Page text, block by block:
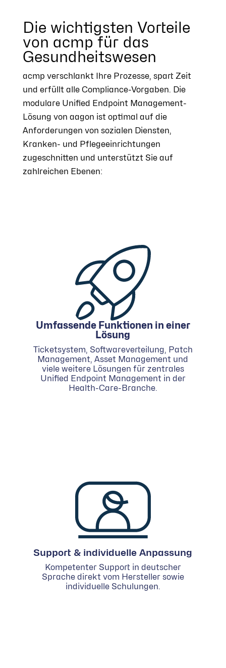
Die wichtigsten Vorteile
von acmp für das
Gesundheitswesen
acmp verschlankt Ihre Prozesse, spart Zeit
und erfüllt alle Compliance-Vorgaben. Die
modulare Unified Endpoint Management-
Lösung von aagon ist optimal auf die
Anforderungen von sozialen Diensten,
Kranken- und Pflegeeinrichtungen
zugeschnitten und unterstützt Sie auf
zahlreichen Ebenen:
Umfassende Funktionen in einer
Lösung
Ticketsystem, Softwareverteilung, Patch
Management, Asset Management und
viele weitere Lösungen für zentrales
Unified Endpoint Management in der
Health-Care-Branche.
Support & individuelle Anpassung
Kompetenter Support in deutscher
Sprache direkt vom Hersteller sowie
individuelle Schulungen.